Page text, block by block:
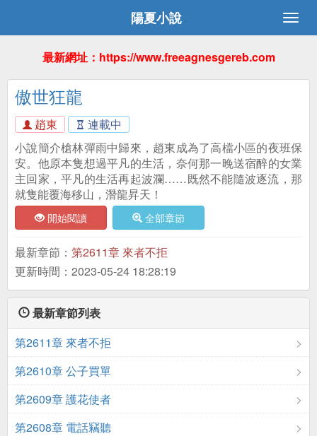
陽夏小說
最新網址：https://www.freeagnesgereb.com
傲世狂龍
趙東
連載中
小說簡介槍林彈雨中歸來，趙東成為了高檔小區的夜班保
安。他原本隻想過平凡的生活，奈何那一晚送宿醉的女業
主回家，平凡的生活再起波瀾……既然不能隨波逐流，那
就隻能覆海移山，潛龍昇天！
開始閱讀 全部章節
最新章節： 第2611章 來者不拒
更新時間：2023-05-24 18:28:19
最新章節列表
第2611章 來者不拒
第2610章 公子買單
第2609章 護花使者
第2608章 電話竊聽